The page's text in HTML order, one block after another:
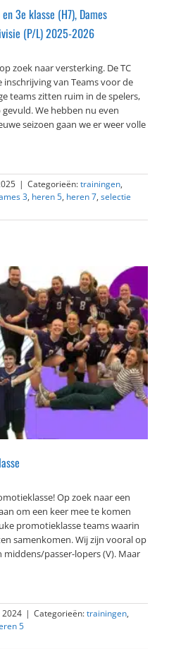
3e klasse (H7), Dames
(P/L) 2025-2026
zoek naar versterking. De TC
van Teams voor de
teams zitten ruim in de spelers,
We hebben nu even
seizoen gaan we er weer volle
| Categorieën:trainingen,
3, heren 5, heren 7, selectie
Op zoek naar een
om een keer mee te komen
promotieklasse teams waarin
samenkomen. Wij zijn vooral op
passer-lopers (V). Maar
| Categorieën:trainingen,
5